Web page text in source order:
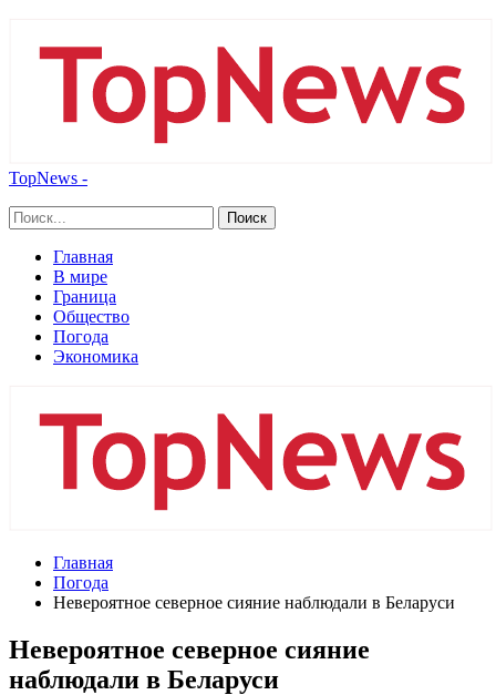
TopNews -
Главная
В мире
Граница
Общество
Погода
Экономика
Главная
Погода
Невероятное северное сияние наблюдали в Беларуси
Невероятное северное сияние
наблюдали в Беларуси